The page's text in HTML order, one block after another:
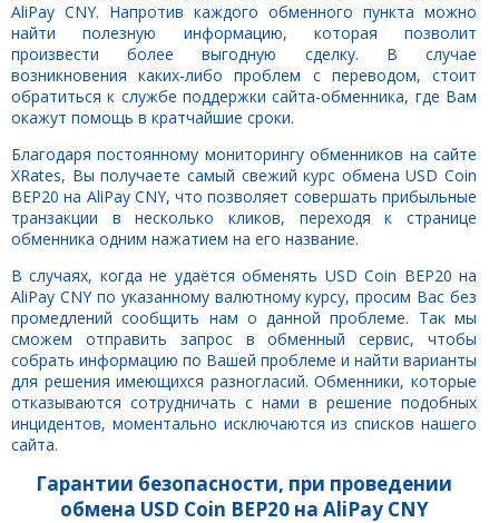
AliPay CNY. Напротив каждого обменного пункта можно
найти полезную информацию, которая позволит
произвести более выгодную сделку. В случае
возникновения каких-либо проблем с переводом, стоит
обратиться к службе поддержки сайта-обменника, где Вам
окажут помощь в кратчайшие сроки.
Благодаря постоянному мониторингу обменников на сайте
XRates, Вы получаете самый свежий курс обмена USD Coin
BEP20 на AliPay CNY, что позволяет совершать прибыльные
транзакции в несколько кликов, переходя к странице
обменника одним нажатием на его название.
В случаях, когда не удаётся обменять USD Coin BEP20 на
AliPay CNY по указанному валютному курсу, просим Вас без
промедлений сообщить нам о данной проблеме. Так мы
сможем отправить запрос в обменный сервис, чтобы
собрать информацию по Вашей проблеме и найти варианты
для решения имеющихся разногласий. Обменники, которые
отказываются сотрудничать с нами в решение подобных
инцидентов, моментально исключаются из списков нашего
сайта.
Гарантии безопасности, при проведении
обмена USD Coin BEP20 на AliPay CNY